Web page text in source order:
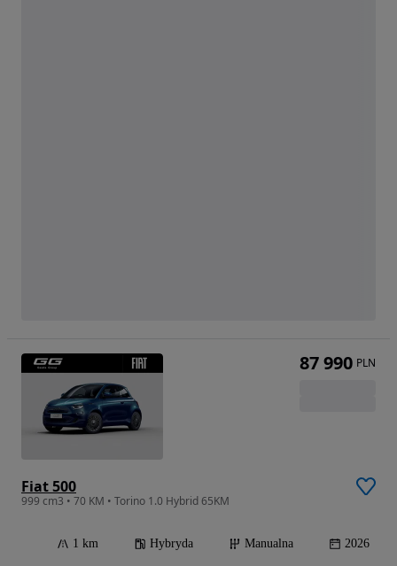
Fiat 500
999 cm3 • 70 KM • Torino 1.0 Hybrid 65KM
1 km Hybryda Manualna 2026
87 990 PLN